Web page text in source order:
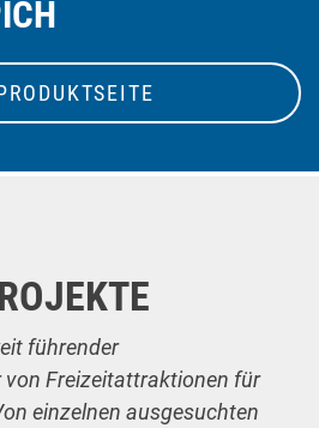
führender
von Freizeitattraktionen für
einzelnen ausgesuchten